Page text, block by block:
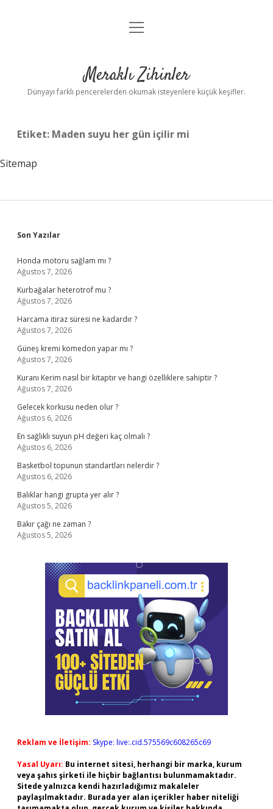
Anasayfa
Yasal Uyarı
menüyü
Meraklı Zihinler
Dünyayı farklı pencerelerden okumak isteyenlere küçük keşifler.
Etiket: Maden suyu her gün içilir mi
Sitemap
Sidebar
Son Yazılar
Honda motoru sağlam mı ?
Ağustos 7, 2026
Kurbağalar heterotrof mu ?
Ağustos 7, 2026
Harcama itiraz süresi ne kadardır ?
Ağustos 7, 2026
Güneş kremi komedon yapar mı ?
Ağustos 7, 2026
Kuranı Kerim nasıl bir kitaptır ve hangi özelliklere sahiptir ?
Ağustos 7, 2026
Gelecek korkusu neden olur ?
Ağustos 6, 2026
En sağlıklı suyun pH değeri kaç olmalı ?
Ağustos 6, 2026
Basketbol topunun standartları nelerdir ?
Ağustos 6, 2026
Balıklar hangi grupta yer alır ?
Ağustos 5, 2026
Bakır çağı ne zaman ?
Ağustos 5, 2026
Reklam ve İletişim: Skype: live:.cid.575569c608265c69
Yasal Uyarı: Bu internet sitesi, herhangi bir marka, kurum
veya şahıs şirketi ile hiçbir bağlantısı bulunmamaktadır.
Sitede yalnızca kendi hazırladığımız makaleler
paylaşılmaktadır. Burada yer alan içerikler haber niteliği